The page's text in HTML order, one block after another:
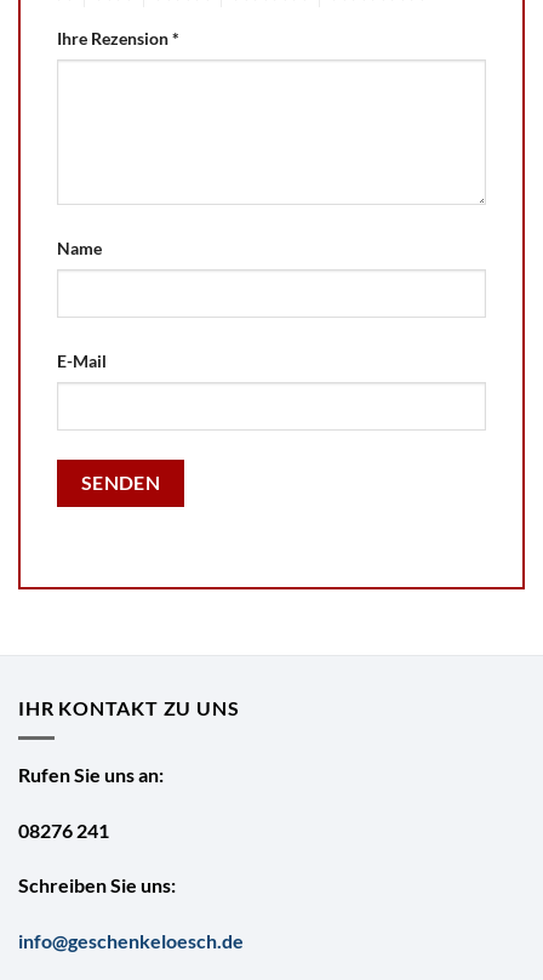
Ihre Rezension*
Name
E-Mail
IHR KONTAKT ZU UNS
Rufen Sie uns an:
08276 241
Schreiben Sie uns:
info@geschenkeloesch.de